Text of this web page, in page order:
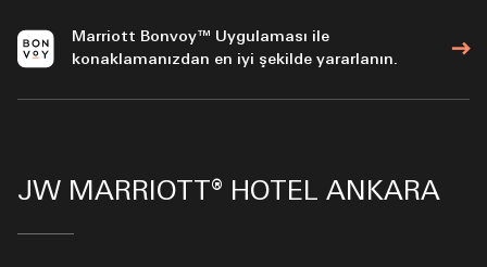
Marriott Bonvoy™ Uygulaması ile
konaklamanızdan en iyi şekilde yararlanın.
JW MARRIOTT® HOTEL ANKARA